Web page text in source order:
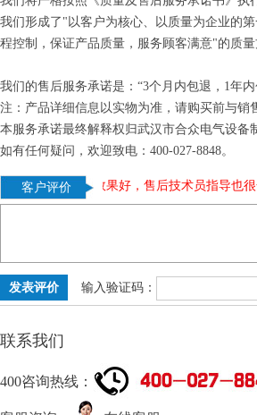
我们形成了"以客户为核心、以质量为企业的
程控制，保证产品质量，服务顾客满意"的质
我们的售后服务承诺是：“3个月内包退，1年
注：产品详细信息以实物为准，请购买前与
本服务承诺最终解释权归武汉市合众电气设备
如有任何疑问，欢迎致电：400-027-8848。
客户评价
验装置测试效果好，售后技术员指导也很全
输入验证码：
联系我们
400咨询热线：